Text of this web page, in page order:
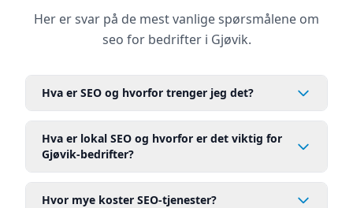
Her er svar på de mest vanlige spørsmålene om
seo for bedrifter i Gjøvik.
Hva er SEO og hvorfor trenger jeg det?
Hva er lokal SEO og hvorfor er det viktig for
Gjøvik-bedrifter?
Hvor mye koster SEO-tjenester?